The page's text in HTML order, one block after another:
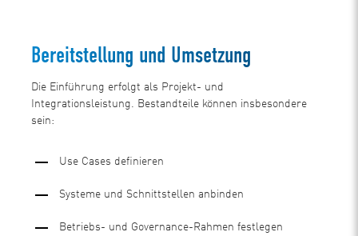
Bereitstellung und Umsetzung
Die Einführung erfolgt als Projekt- und
Integrationsleistung. Bestandteile können insbesondere
sein:
Use Cases definieren
Systeme und Schnittstellen anbinden
Betriebs- und Governance-Rahmen festlegen